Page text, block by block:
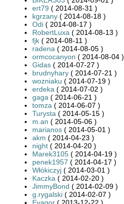
ert79 ( 2014-08-31 )
kgrzany ( 2014-08-18 )
Odi ( 2014-08-17 )
RobertLuxa ( 2014-08-13 )
fjk ( 2014-08-11 )
radena ( 2014-08-05 )
ormcocanyon ( 2014-08-04 )
Gidas ( 2014-07-27 )
brudnyhary ( 2014-07-21 )
wozniaku ( 2014-07-19 )
erdeka ( 2014-07-02 )
gaga ( 2014-06-21 )
tomza ( 2014-06-07 )
Turysta ( 2014-05-15 )
m.an ( 2014-05-06 )
marianos ( 2014-05-01 )
akm ( 2014-04-23 )
night ( 2014-04-20 )
Marek3105 ( 2014-04-19 )
penek1957 ( 2014-04-17 )
Włókiczyj ( 2014-03-01 )
Kaczka ( 2014-02-20 )
JimmyBond ( 2014-02-09 )
g.rygalski ( 2014-02-07 )
Evagor ( 2013-12-22 )